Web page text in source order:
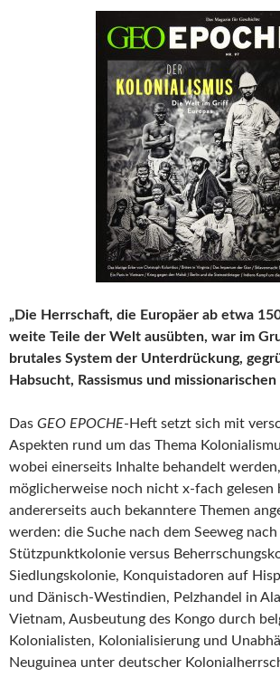
„Die Herrschaft, die Europäer ab etwa
weite Teile der Welt ausübten, war im
brutales System der Unterdrückung,
Habsucht, Rassismus und missionarischen
Das GEO EPOCHE-Heft setzt sich mit
Aspekten rund um das Thema
wobei einerseits Inhalte behandelt
möglicherweise noch nicht x-fach gelesen
andererseits auch bekanntere Themen
werden: die Suche nach dem Seeweg
Stützpunktkolonie versus
Siedlungskolonie, Konquistadoren auf
und Dänisch-Westindien, Pelzhandel in
Vietnam, Ausbeutung des Kongo durch
Kolonialisten, Kolonialisierung und
Neuguinea unter deutscher